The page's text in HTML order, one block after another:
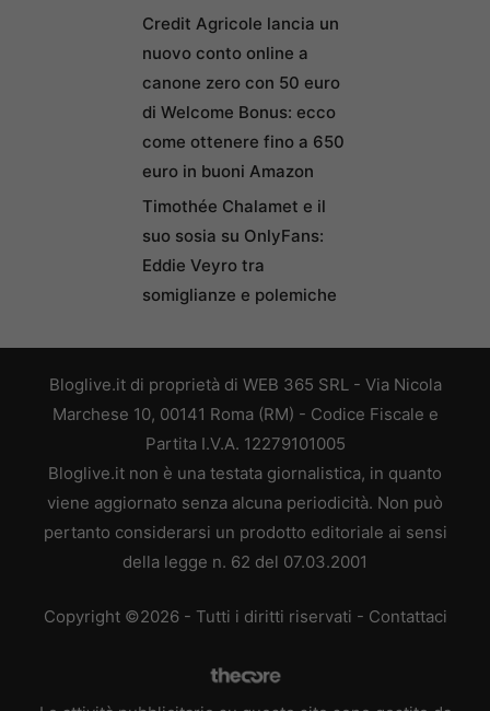
Credit Agricole lancia un
nuovo conto online a
canone zero con 50 euro
di Welcome Bonus: ecco
come ottenere fino a 650
euro in buoni Amazon
Timothée Chalamet e il
suo sosia su OnlyFans:
Eddie Veyro tra
somiglianze e polemiche
Bloglive.it di proprietà di WEB 365 SRL - Via Nicola
Marchese 10, 00141 Roma (RM) - Codice Fiscale e
Partita I.V.A. 12279101005
Bloglive.it non è una testata giornalistica, in quanto
viene aggiornato senza alcuna periodicità. Non può
pertanto considerarsi un prodotto editoriale ai sensi
della legge n. 62 del 07.03.2001
Copyright ©2026 - Tutti i diritti riservati - Contattaci